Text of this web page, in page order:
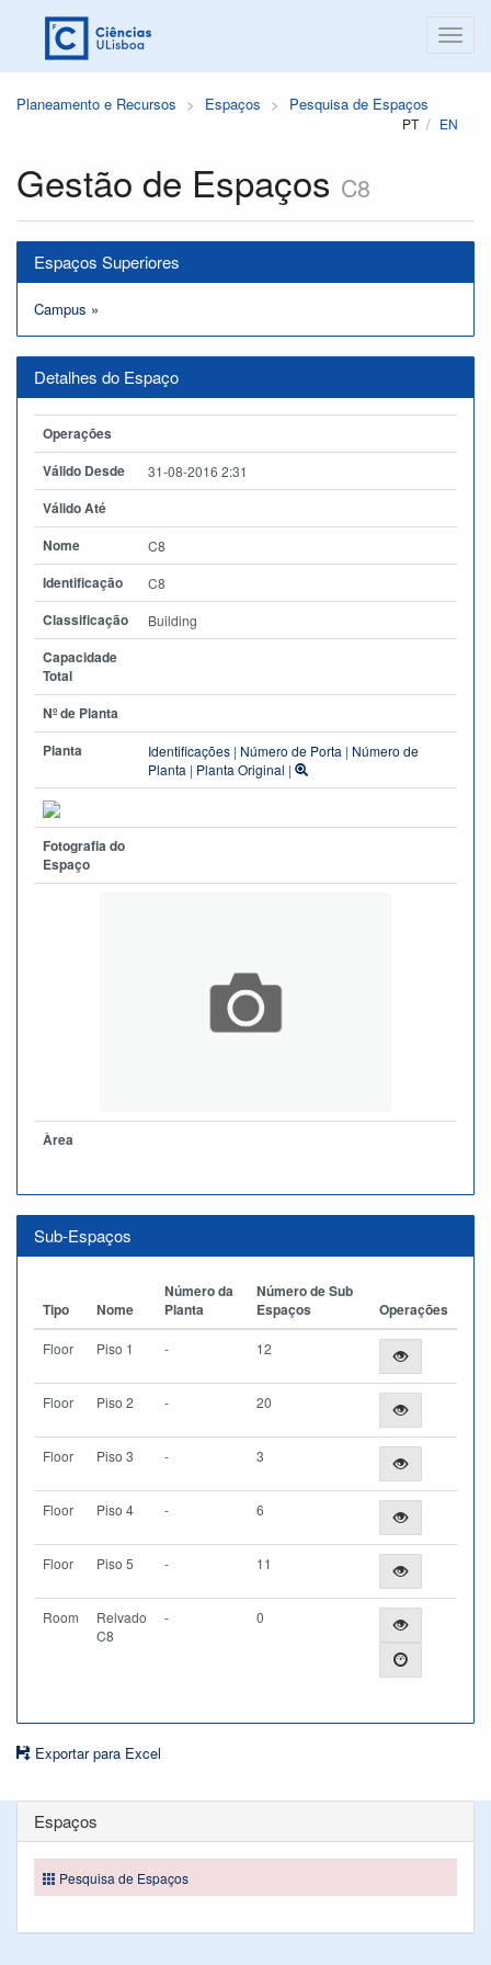
Planeamento e Recursos Espaços Pesquisa de Espaços
PT EN
Gestão de Espaços C8
Espaços Superiores
Campus »
Detalhes do Espaço
Operações
Válido Desde
31-08-2016 2:31
Válido Até
Nome
C8
Identificação C8
Classificação Building
Capacidade
Total
Nº de Planta
Planta
Identificações | Número de Porta | Número de
Planta | Planta Original |
Fotografia do
Espaço
Àrea
Sub-Espaços
Tipo Nome
Número da
Planta
Número de Sub
Espaços
Operações
Floor Piso 1 - 12
Floor Piso 2 - 20
Floor Piso 3 - 3
Floor Piso 4 - 6
Floor Piso 5 - 11
Room
Relvado
C8
- 0
Exportar para Excel
Espaços
Pesquisa de Espaços